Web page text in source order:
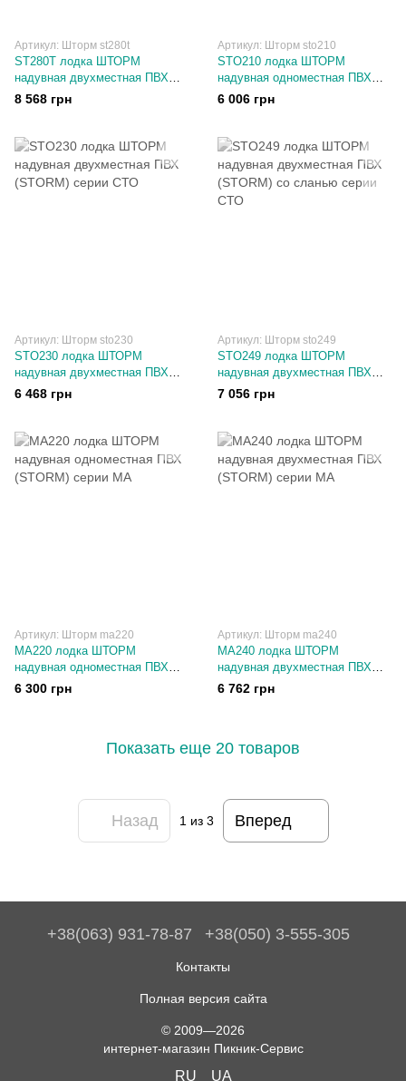
Артикул: Шторм st280t
ST280T лодка ШТОРМ
надувная двухместная ПВХ
(STORM) со сланью и транцем
серия СТ
8 568 грн
Артикул: Шторм sto210
STO210 лодка ШТОРМ
надувная одноместная ПВХ
(STORM) серии СТО
6 006 грн
Артикул: Шторм sto230
STO230 лодка ШТОРМ
надувная двухместная ПВХ
(STORM) серии СТО
6 468 грн
Артикул: Шторм sto249
STO249 лодка ШТОРМ
надувная двухместная ПВХ
(STORM) со сланью серии СТО
7 056 грн
Артикул: Шторм ma220
MA220 лодка ШТОРМ
надувная одноместная ПВХ
(STORM) серии MA
6 300 грн
Артикул: Шторм ma240
MA240 лодка ШТОРМ
надувная двухместная ПВХ
(STORM) серии MA
6 762 грн
Показать еще 20 товаров
Назад 1из 3 Вперед
+38(063) 931-78-87 +38(050) 3-555-305
Контакты
Полная версия сайта
© 2009—2026
интернет-магазин Пикник-Сервис
RU UA